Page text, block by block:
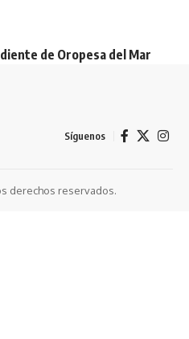
de Oropesa del Mar
Síguenos
derechos reservados.